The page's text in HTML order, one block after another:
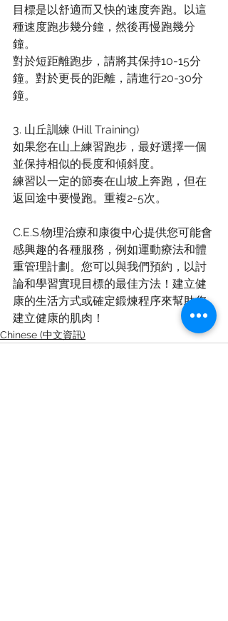
目標是以舒適而又快的速度奔跑。以這
種速度跑步幾分鐘，然後再慢跑幾分
鐘。
對於短距離跑步，請將其保持10-15分
鐘。對於更長的距離，請進行20-30分
鐘。
3. 山丘訓練 (Hill Training)
如果您在山上練習跑步，最好選擇一個
並保持相似的長度和傾斜度。
練習以一定的節奏在山坡上奔跑，但在
返回途中要慢跑。重複2-5次。
C.E.S.物理治療和康復中心提供您可能會
感興趣的各種服務，例如運動療法和體
重管理計劃。您可以與我們預約，以討
論和學習實現目標的最佳方法！建立健
康的生活方式或確定鍛煉程序來幫助您
建立健康的肌肉！
Chinese (中文資訊)